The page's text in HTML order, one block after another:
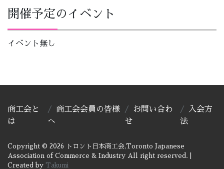
開催予定のイベント
イベント無し
Copyright © 2026 トロント日本商工会,Toronto Japanese
Association of Commerce & Industry All right reserved.
Created by Takumi
商工会と
は
商工会会員の皆様
へ
お問い合わ
せ
入会方
法